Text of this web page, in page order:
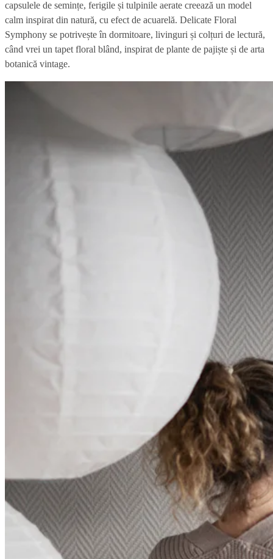
capsulele de semințe, ferigile și tulpinile aerate creează un model
calm inspirat din natură, cu efect de acuarelă. Delicate Floral
Symphony se potrivește în dormitoare, livinguri și colțuri de lectură,
când vrei un tapet floral blând, inspirat de plante de pajiște și de arta
botanică vintage.